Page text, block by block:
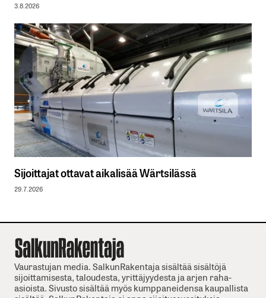
3.8.2026
Sijoittajat ottavat aikalisää Wärtsilässä
29.7.2026
Vaurastujan media. SalkunRakentaja sisältää sisältöjä
sijoittamisesta, taloudesta, yrittäjyydesta ja arjen raha-
asioista. Sivusto sisältää myös kumppaneidensa kaupallista